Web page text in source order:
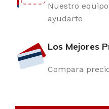
Nuestro
ayudarte
Los Mejores
Compara